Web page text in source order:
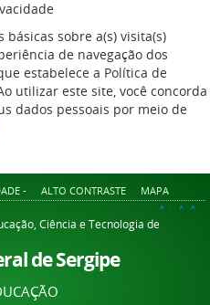
básicas sobre a(s) visita(s)
de navegação dos
estabelece a Política de
utilizar este site, você concorda
dados pessoais por meio de
- ALTO CONTRASTE MAPA
A+ A A-
Ciência e Tecnologia de
de Sergipe